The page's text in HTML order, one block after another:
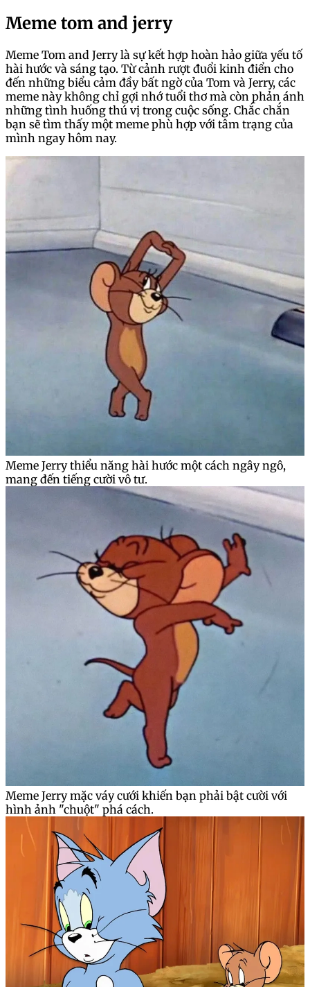
Meme tom and jerry
Meme Tom and Jerry là sự kết hợp hoàn hảo giữa yếu tố
hài hước và sáng tạo. Từ cảnh rượt đuổi kinh điển cho
đến những biểu cảm đầy bất ngờ của Tom và Jerry, các
meme này không chỉ gợi nhớ tuổi thơ mà còn phản ánh
những tình huống thú vị trong cuộc sống. Chắc chắn
bạn sẽ tìm thấy một meme phù hợp với tâm trạng của
mình ngay hôm nay.
Meme Jerry thiểu năng hài hước một cách ngây ngô,
mang đến tiếng cười vô tư.
Meme Jerry mặc váy cưới khiến bạn phải bật cười với
hình ảnh "chuột" phá cách.